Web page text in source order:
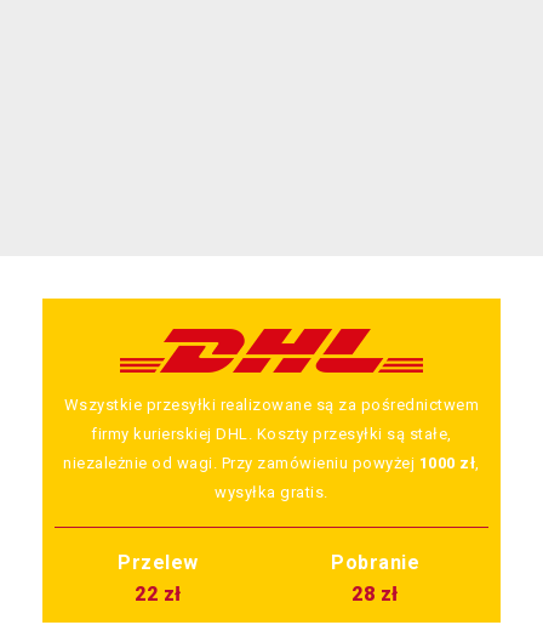
Wszystkie przesyłki realizowane są za pośrednictwem
firmy kurierskiej DHL. Koszty przesyłki są stałe,
niezależnie od wagi. Przy zamówieniu powyżej 1000 zł
wysyłka gratis.
Przelew
Pobranie
22 zł
28 zł